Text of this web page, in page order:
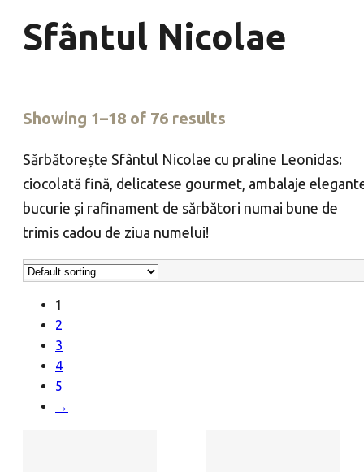
Sfântul Nicolae
Showing 1–18 of 76 results
Sărbătorește Sfântul Nicolae cu praline Leonidas:
ciocolată fină, delicatese gourmet, ambalaje
bucurie și rafinament de sărbători numai bune de
trimis cadou de ziua numelui!
1
2
3
4
5
→